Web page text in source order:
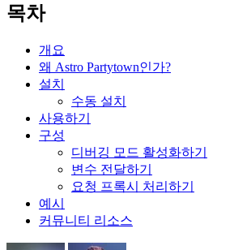
목차
개요
왜 Astro Partytown인가?
설치
수동 설치
사용하기
구성
디버깅 모드 활성화하기
변수 전달하기
요청 프록시 처리하기
예시
커뮤니티 리소스